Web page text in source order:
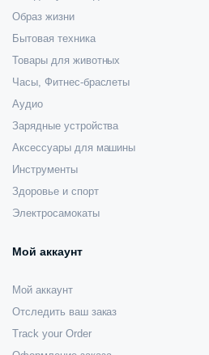
Образ жизни
Бытовая техника
Товары для животных
Часы, Фитнес-браслеты
Аудио
Зарядные устройства
Аксессуары для машины
Инструменты
Здоровье и спорт
Электросамокаты
Мой аккаунт
Мой аккаунт
Отследить ваш заказ
Track your Order